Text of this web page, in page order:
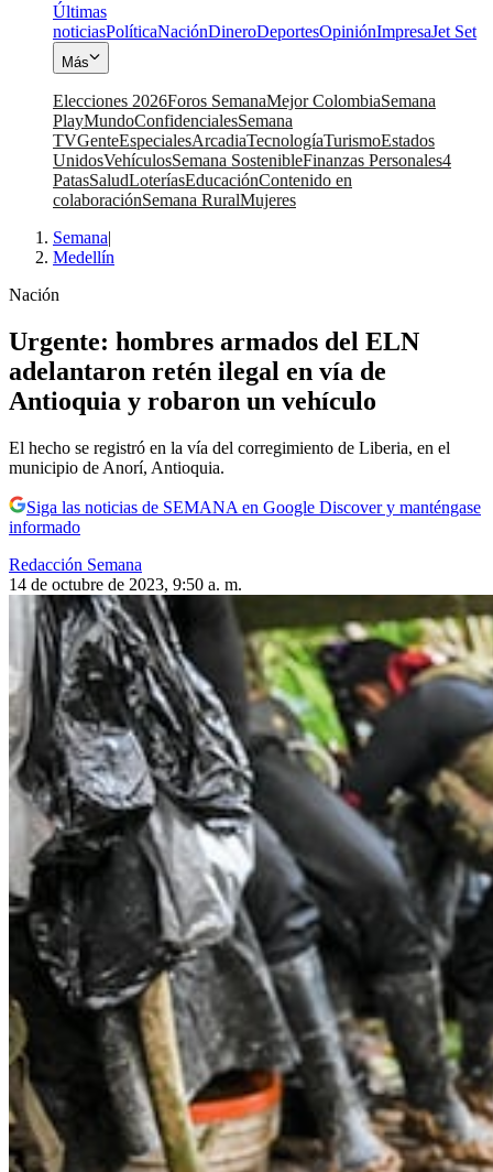
Últimas
noticiasPolíticaNaciónDineroDeportesOpiniónImpresaJet Set
Más
Elecciones 2026Foros SemanaMejor ColombiaSemana
PlayMundoConfidencialesSemana
TVGenteEspecialesArcadiaTecnologíaTurismoEstados
UnidosVehículosSemana SostenibleFinanzas Personales4
PatasSaludLoteríasEducaciónContenido en
colaboraciónSemana RuralMujeres
Semana|
Medellín
Nación
Urgente: hombres armados del ELN
adelantaron retén ilegal en vía de
Antioquia y robaron un vehículo
El hecho se registró en la vía del corregimiento de Liberia, en el
municipio de Anorí, Antioquia.
Siga las noticias de SEMANA en Google Discover y manténgase
informado
Redacción Semana
14 de octubre de 2023, 9:50 a. m.